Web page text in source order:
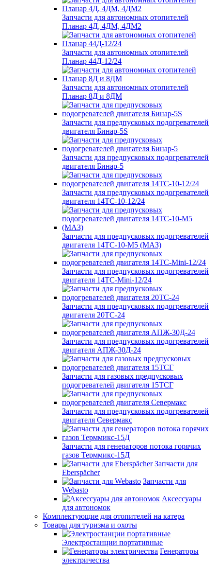
Запчасти для автономных отопителей
Планар 4Д, 4ДМ, 4ДМ2
Запчасти для автономных отопителей
Планар 44Д-12/24
Запчасти для автономных отопителей
Планар 8Д и 8ДМ
Запчасти для предпусковых подогревателей
двигателя Бинар-5S
Запчасти для предпусковых подогревателей
двигателя Бинар-5
Запчасти для предпусковых подогревателей
двигателя 14ТС-10-12/24
Запчасти для предпусковых подогревателей
двигателя 14ТС-10-М5 (МАЗ)
Запчасти для предпусковых подогревателей
двигателя 14ТС-Mini-12/24
Запчасти для предпусковых подогревателей
двигателя 20ТС-24
Запчасти для предпусковых подогревателей
двигателя АПЖ-30Д-24
Запчасти для газовых предпусковых
подогревателей двигателя 15ТСГ
Запчасти для предпусковых подогревателей
двигателя Севермакс
Запчасти для генераторов потока горячих
газов Терммикс-15Д
Запчасти для
Eberspächer
Запчасти для
Webasto
Аксессуары
для автономок
Комплектующие для отопителей на катера
Товары для туризма и охоты
Электростанции портативные
Генераторы
электричества